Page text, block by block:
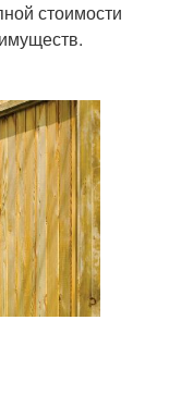
стоимости